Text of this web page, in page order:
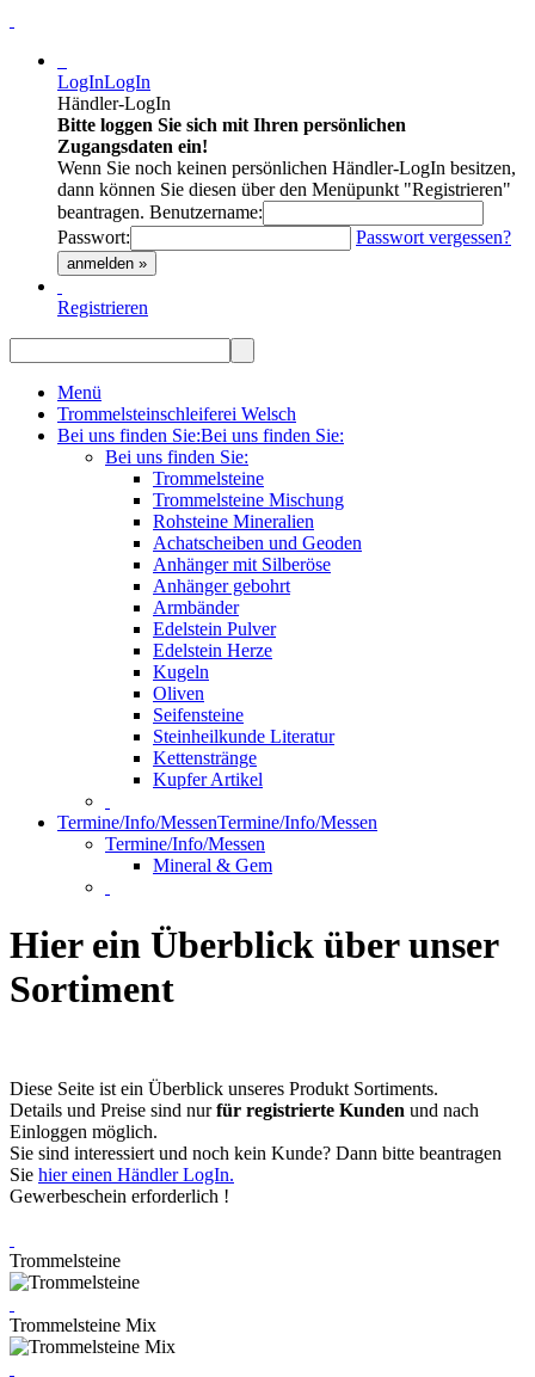
LogInLogIn
Händler-LogIn
Bitte loggen Sie sich mit Ihren persönlichen
Zugangsdaten ein!
Wenn Sie noch keinen persönlichen Händler-LogIn besitzen,
dann können Sie diesen über den Menüpunkt "Registrieren"
beantragen. Benutzername:
Passwort:
Passwort vergessen?
anmelden »
Registrieren
Menü
Trommelsteinschleiferei Welsch
Bei uns finden Sie:Bei uns finden Sie:
Bei uns finden Sie:
Trommelsteine
Trommelsteine Mischung
Rohsteine Mineralien
Achatscheiben und Geoden
Anhänger mit Silberöse
Anhänger gebohrt
Armbänder
Edelstein Pulver
Edelstein Herze
Kugeln
Oliven
Seifensteine
Steinheilkunde Literatur
Kettenstränge
Kupfer Artikel
Termine/Info/MessenTermine/Info/Messen
Termine/Info/Messen
Mineral & Gem
Hier ein Überblick über unser
Sortiment
Diese Seite ist ein Überblick unseres Produkt Sortiments.
Details und Preise sind nurfür registrierte Kunden und nach
Einloggen möglich.
Sie sind interessiert und noch kein Kunde? Dann bitte beantragen
Sie hier einen Händler LogIn.
Gewerbeschein erforderlich !
Trommelsteine
Trommelsteine Mix